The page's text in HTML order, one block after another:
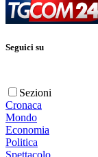
Seguici su
Sezioni
Cronaca
Mondo
Economia
Politica
Spettacolo